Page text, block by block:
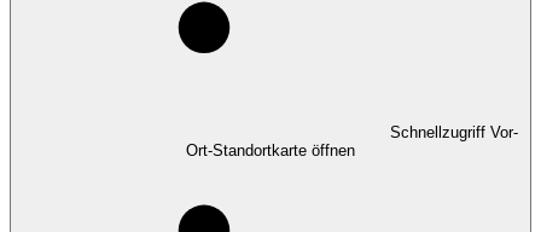
Schnellzugriff Vor-
Ort-Standortkarte öffnen